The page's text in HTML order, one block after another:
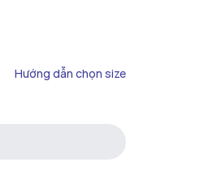
Hướng dẫn chọn size